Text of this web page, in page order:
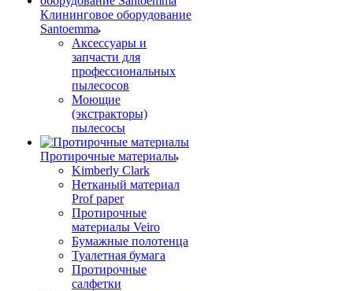
Клининговое оборудование
Santoemma
Аксессуары и
запчасти для
профессиональных
пылесосов
Моющие
(экстракторы)
пылесосы
Протирочные материалы
Kimberly Clark
Нетканый материал
Prof paper
Протирочные
материалы Veiro
Бумажные полотенца
Туалетная бумага
Протирочные
салфетки